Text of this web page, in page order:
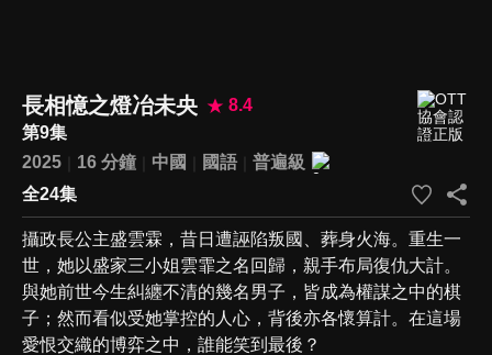
長相憶之燈冶未央
8.4
第9集
2025
16 分鐘 中國 國語
普遍級
全24集
攝政長公主盛雲霖，昔日遭誣陷叛國、葬身火海。重生一
世，她以盛家三小姐雲霏之名回歸，親手布局復仇大計。
與她前世今生糾纏不清的幾名男子，皆成為權謀之中的棋
子；然而看似受她掌控的人心，背後亦各懷算計。在這場
愛恨交織的博弈之中，誰能笑到最後？